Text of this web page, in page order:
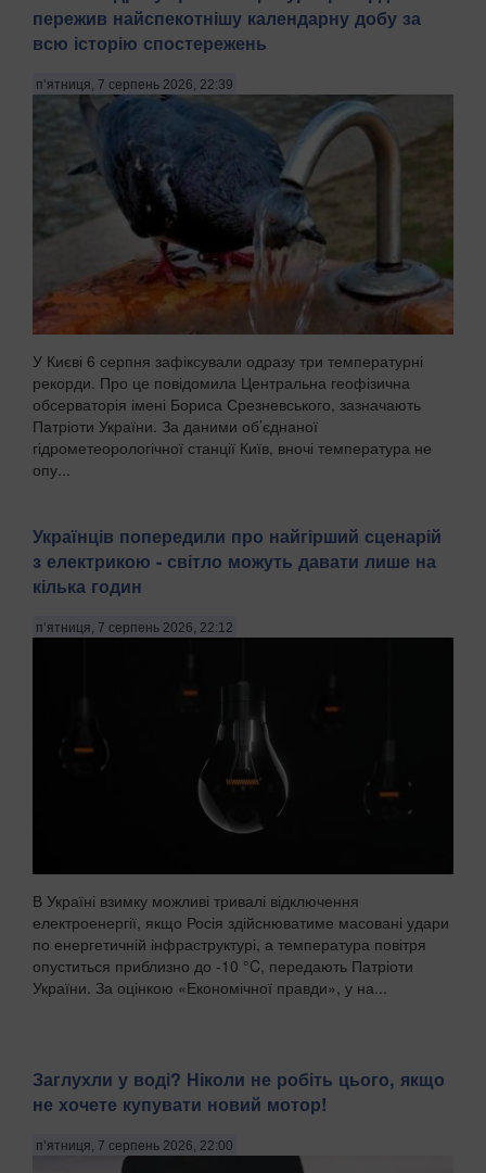
пережив найспекотнішу календарну добу за
всю історію спостережень
п’ятниця, 7 серпень 2026, 22:39
У Києві 6 серпня зафіксували одразу три температурні
рекорди. Про це повідомила Центральна геофізична
обсерваторія імені Бориса Срезневського, зазначають
Патріоти України. За даними об’єднаної
гідрометеорологічної станції Київ, вночі температура не
опу...
Українців попередили про найгірший сценарій
з електрикою - світло можуть давати лише на
кілька годин
п’ятниця, 7 серпень 2026, 22:12
В Україні взимку можливі тривалі відключення
електроенергії, якщо Росія здійснюватиме масовані удари
по енергетичній інфраструктурі, а температура повітря
опуститься приблизно до -10 °C, передають Патріоти
України. За оцінкою «Економічної правди», у на...
Заглухли у воді? Ніколи не робіть цього, якщо
не хочете купувати новий мотор!
п’ятниця, 7 серпень 2026, 22:00